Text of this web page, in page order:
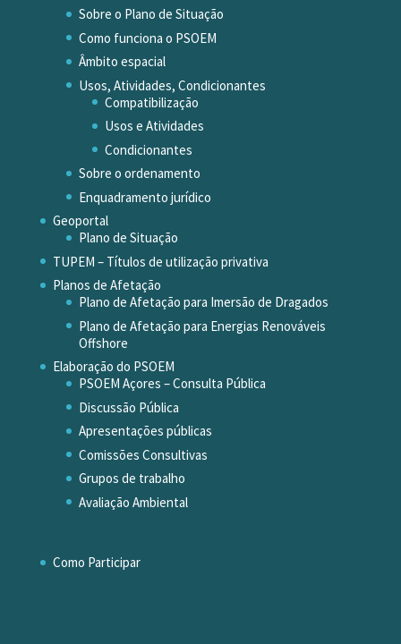
Sobre o Plano de Situação
Como funciona o PSOEM
Âmbito espacial
Usos, Atividades, Condicionantes
Compatibilização
Usos e Atividades
Condicionantes
Sobre o ordenamento
Enquadramento jurídico
Geoportal
Plano de Situação
TUPEM – Títulos de utilização privativa
Planos de Afetação
Plano de Afetação para Imersão de Dragados
Plano de Afetação para Energias Renováveis
Offshore
Elaboração do PSOEM
PSOEM Açores – Consulta Pública
Discussão Pública
Apresentações públicas
Comissões Consultivas
Grupos de trabalho
Avaliação Ambiental
Como Participar